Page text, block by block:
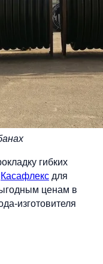
гибких
Касафлекс для
ценам в
изготовителя